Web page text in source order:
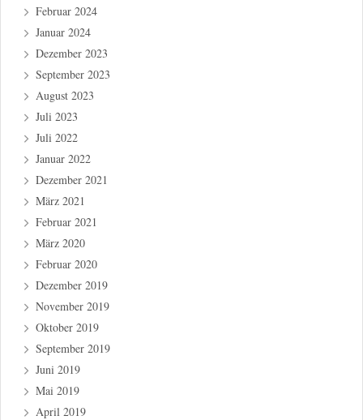
Februar 2024
Januar 2024
Dezember 2023
September 2023
August 2023
Juli 2023
Juli 2022
Januar 2022
Dezember 2021
März 2021
Februar 2021
März 2020
Februar 2020
Dezember 2019
November 2019
Oktober 2019
September 2019
Juni 2019
Mai 2019
April 2019